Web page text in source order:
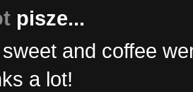
pisze...
and coffee
a lot!